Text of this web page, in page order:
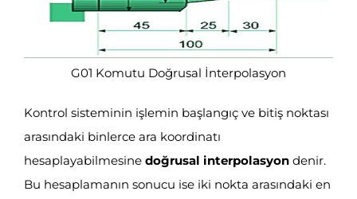
G01 Komutu Doğrusal İnterpolasyon
Kontrol sisteminin işlemin başlangıç ve bitiş noktası
arasındaki binlerce ara koordinatı
hesaplayabilmesine doğrusal interpolasyondenir.
Bu hesaplamanın sonucu ise iki nokta arasındaki en